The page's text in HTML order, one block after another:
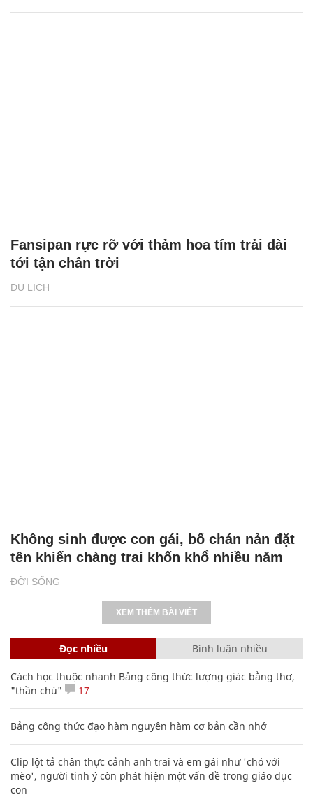
DU LỊCH
Fansipan rực rỡ với thảm hoa tím trải dài
tới tận chân trời
ĐỜI SỐNG
Không sinh được con gái, bố chán nản đặt
tên khiến chàng trai khốn khổ nhiều năm
XEM THÊM BÀI VIẾT
Đọc nhiều Bình luận nhiều
Cách học thuộc nhanh Bảng công thức lượng giác bằng thơ,
"thần chú"
17
Bảng công thức đạo hàm nguyên hàm cơ bản cần nhớ
Clip lột tả chân thực cảnh anh trai và em gái như 'chó với
mèo', người tinh ý còn phát hiện một vấn đề trong giáo dục
con